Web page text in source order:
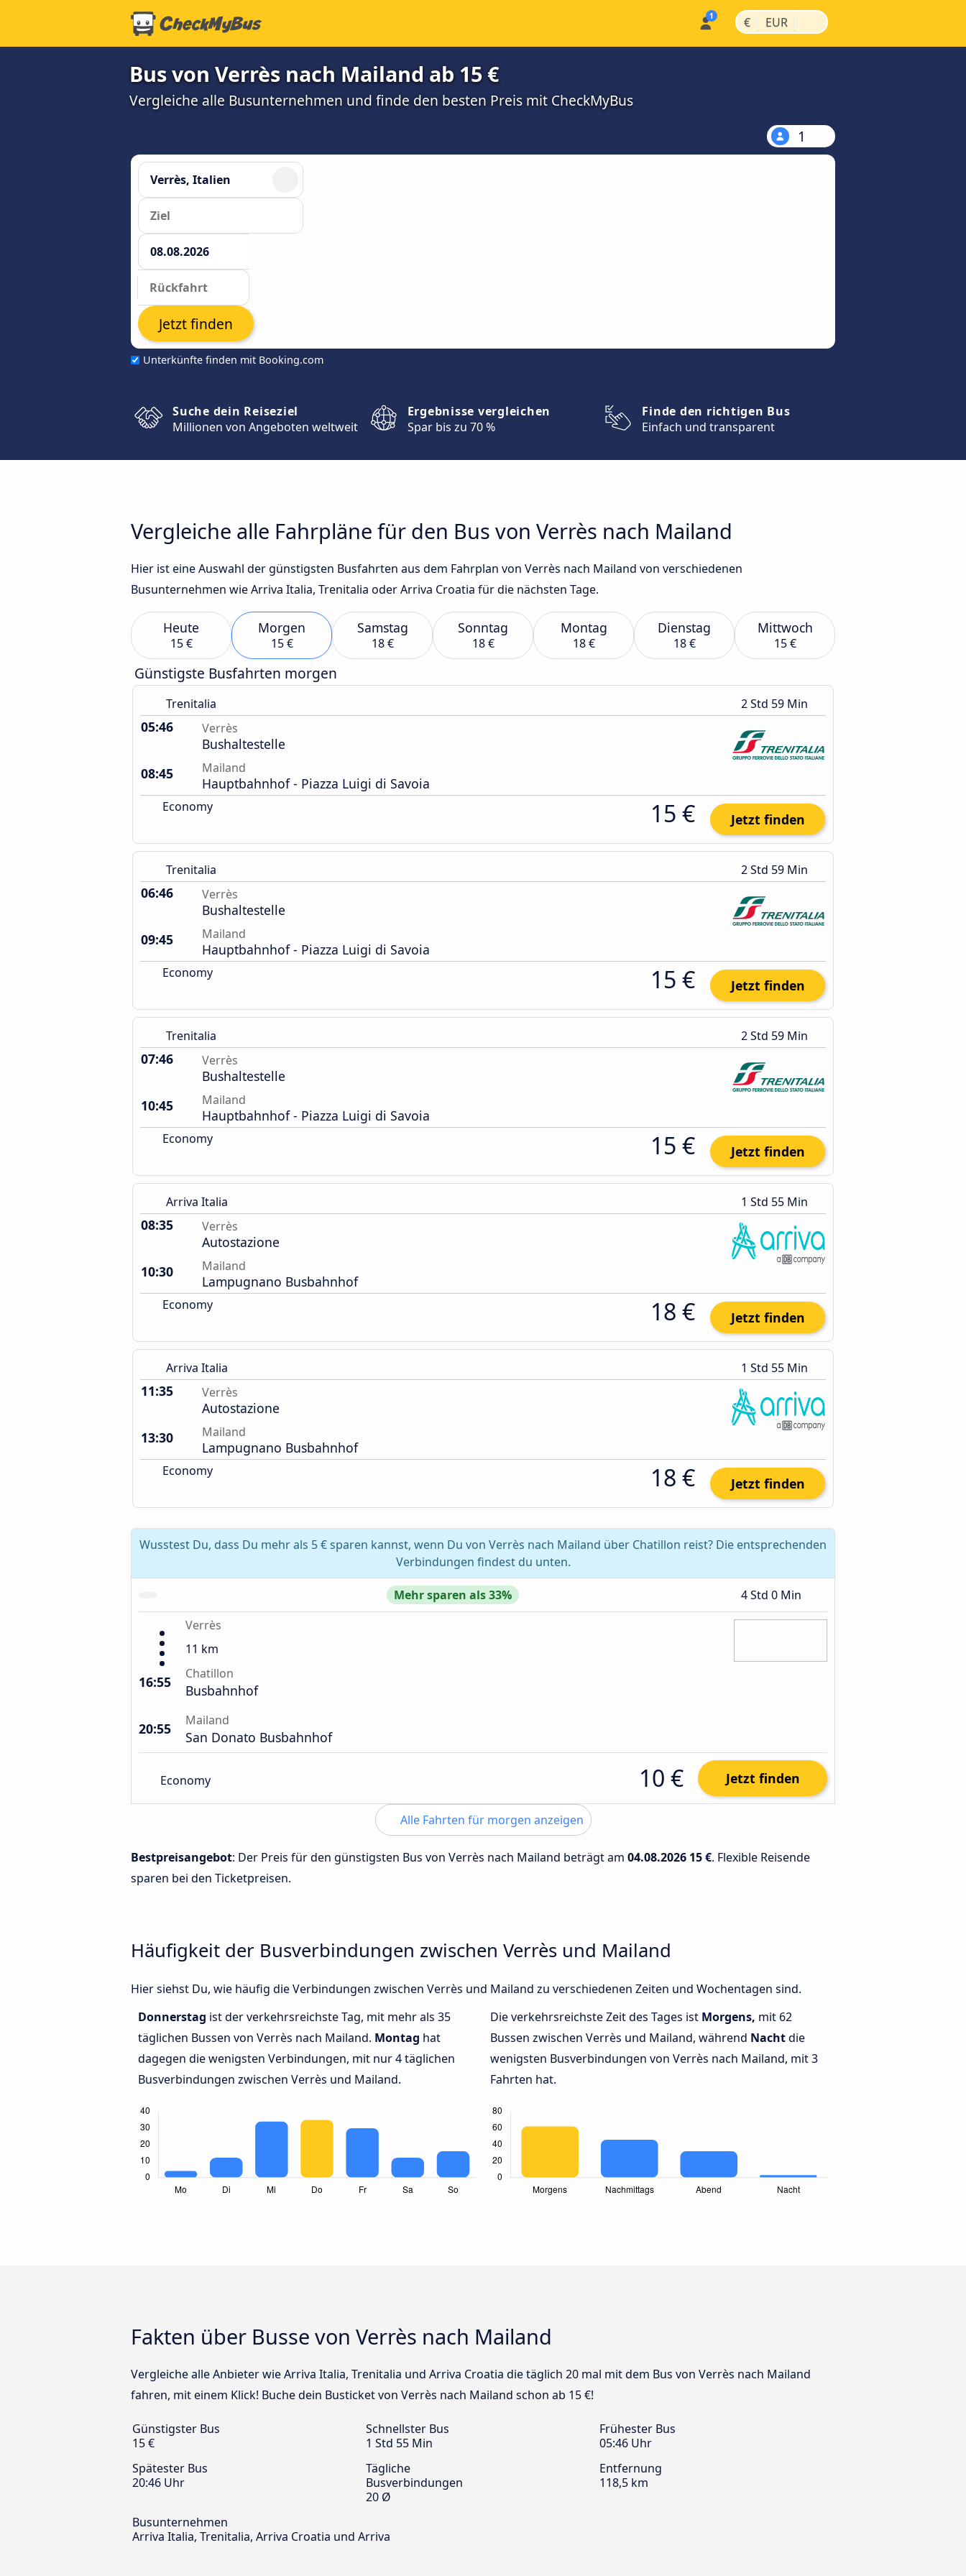
€ | EUR |
Bus von Verrès nach Mailand ab 15 €
Vergleiche alle Busunternehmen und finde den besten Preis mit CheckMyBus
1
Unterkünfte finden mit Booking.com
Jetzt finden
Suche dein Reiseziel
Millionen von Angeboten weltweit
Ergebnisse vergleichen
Spar bis zu 70 %
Finde den richtigen Bus
Einfach und transparent
Vergleiche alle Fahrpläne für den Bus von Verrès nach Mailand
Hier ist eine Auswahl der günstigsten Busfahrten aus dem Fahrplan von Verrès nach Mailand von verschiedenen
Busunternehmen wie Arriva Italia, Trenitalia oder Arriva Croatia für die nächsten Tage.
Heute
15 €
Morgen
15 €
Samstag
18 €
Sonntag
18 €
Montag
18 €
Dienstag
18 €
Mittwoch
15 €
Günstigste Busfahrten morgen
Trenitalia 2 Std 59 Min
05:46 Verrès
Bushaltestelle
08:45
Mailand
Hauptbahnhof - Piazza Luigi di Savoia
Economy 15 € Jetzt finden
Trenitalia 2 Std 59 Min
06:46 Verrès
Bushaltestelle
09:45
Mailand
Hauptbahnhof - Piazza Luigi di Savoia
Economy 15 € Jetzt finden
Trenitalia 2 Std 59 Min
07:46 Verrès
Bushaltestelle
10:45
Mailand
Hauptbahnhof - Piazza Luigi di Savoia
Economy 15 € Jetzt finden
Arriva Italia 1 Std 55 Min
08:35 Verrès
Autostazione
10:30
Mailand
Lampugnano Busbahnhof
Economy 18 € Jetzt finden
Arriva Italia 1 Std 55 Min
11:35 Verrès
Autostazione
13:30
Mailand
Lampugnano Busbahnhof
Economy 18 € Jetzt finden
Wusstest Du, dass Du mehr als 5 € sparen kannst, wenn Du von Verrès nach Mailand über Chatillon reist? Die entsprechenden
Verbindungen findest du unten.
Mehr sparen als 33%
4 Std 0 Min
Verrès
11 km
16:55 Chatillon
Busbahnhof
20:55 Mailand
San Donato Busbahnhof
Economy 10 € Jetzt finden
Alle Fahrten für morgen anzeigen
Bestpreisangebot: Der Preis für den günstigsten Bus von Verrès nach Mailand beträgt am 04.08.2026 15 €. Flexible Reisende
sparen bei den Ticketpreisen.
Häufigkeit der Busverbindungen zwischen Verrès und Mailand
Hier siehst Du, wie häufig die Verbindungen zwischen Verrès und Mailand zu verschiedenen Zeiten und Wochentagen sind.
Donnerstag ist der verkehrsreichste Tag, mit mehr als 35
täglichen Bussen von Verrès nach Mailand. Montag hat
dagegen die wenigsten Verbindungen, mit nur 4 täglichen
Busverbindungen zwischen Verrès und Mailand.
Die verkehrsreichste Zeit des Tages ist Morgens, mit 62
Bussen zwischen Verrès und Mailand, während Nachtdie
wenigsten Busverbindungen von Verrès nach Mailand, mit 3
Fahrten hat.
Fakten über Busse von Verrès nach Mailand
Vergleiche alle Anbieter wie Arriva Italia, Trenitalia und Arriva Croatia die täglich 20 mal mit dem Bus von Verrès nach Mailand
fahren, mit einem Klick! Buche dein Busticket von Verrès nach Mailand schon ab 15 €!
Günstigster Bus
15 €
Schnellster Bus
1 Std 55 Min
Frühester Bus
05:46 Uhr
Spätester Bus
20:46 Uhr
Tägliche
Busverbindungen
20 Ø
Entfernung
118,5 km
Busunternehmen
Arriva Italia, Trenitalia, Arriva Croatia und Arriva